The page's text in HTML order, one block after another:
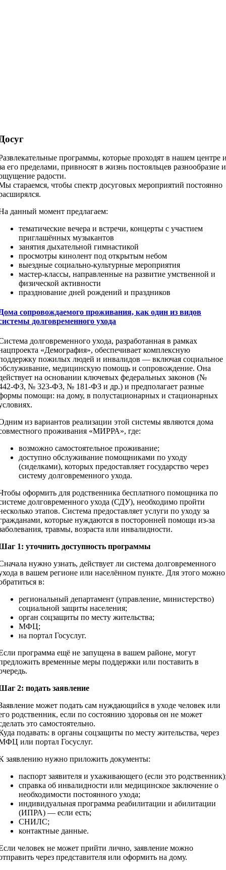
программы, которые проходят в нашем центре
его пределами, привносят в жизнь постояльцев разнообразие и
радости.
стараемся, чтобы спектр досуговых мероприятий постоянно
данный момент предлагаем:
тематические вечера и встречи, концерты с участием
приглашённых музыкантов
занятия дыхательной гимнастикой
просмотры кинолент под открытым небом
выездные социально-культурные мероприятия
мастер-классы, направленные на развитие умственной и
физической активности
празднование дней рождений и праздников
сопровождаемого проживания, как один из видов
долговременного ухода
долговременного ухода, разработанная в рамках
«Демография», обеспечивает комплексную
пожилых людей и инвалидов — включая социальное
медицинскую помощь и сопровождение. Она
на основании ключевых федеральных законов (№
№ 323‑ФЗ, № 181‑ФЗ и др.) и предполагает разные
помощи: на дому, в полустационарных и стационарных
из вариантов реализации этой системы являются дома
проживания «МИРРА», где:
возможно самостоятельное проживание;
доступно обслуживание помощниками по уходу
(сиделками), которых предоставляет государство через
систему долговременного ухода.
оформить для родственника бесплатного помощника по
долговременного ухода (СДУ), необходимо пройти
этапов. Система предоставляет услуги по уходу за
которые нуждаются в посторонней помощи из-за
травмы, возраста или инвалидности.
1: уточнить доступность программы
нужно узнать, действует ли система долговременного
в вашем регионе или населённом пункте. Для этого можно
в:
региональный департамент (управление, министерство)
социальной защиты населения;
орган соцзащиты по месту жительства;
МФЦ;
на портал Госуслуг.
программа ещё не запущена в вашем районе, могут
временные меры поддержки или поставить в
2: подать заявление
может подать сам нуждающийся в уходе человек или
родственник, если по состоянию здоровья он не может
это самостоятельно.
подавать: в органы соцзащиты по месту жительства, через
или портал Госуслуг.
заявлению нужно приложить документы:
паспорт заявителя и ухаживающего (если это
справка об инвалидности или медицинское заключение о
необходимости постоянного ухода;
индивидуальная программа реабилитации и абилитации
(ИПРА) — если есть;
СНИЛС;
контактные данные.
человек не может прийти лично, заявление можно
через представителя или оформить на дому.